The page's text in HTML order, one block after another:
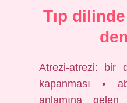
Tıp
Atrezi-atrezi: bir
kapanması •
anlamına